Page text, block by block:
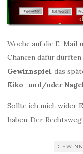
Woche auf die E-Mail
Chancen dafür
Gewinnspiel, das
Kiko- und/oder
Sollte ich mich wider
haben: Der